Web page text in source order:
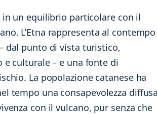
in un equilibrio particolare con il
L’Etna rappresenta al contempo
dal punto di vista turistico,
e culturale – e una fonte di
La popolazione catanese ha
tempo una consapevolezza
con il vulcano, pur senza che